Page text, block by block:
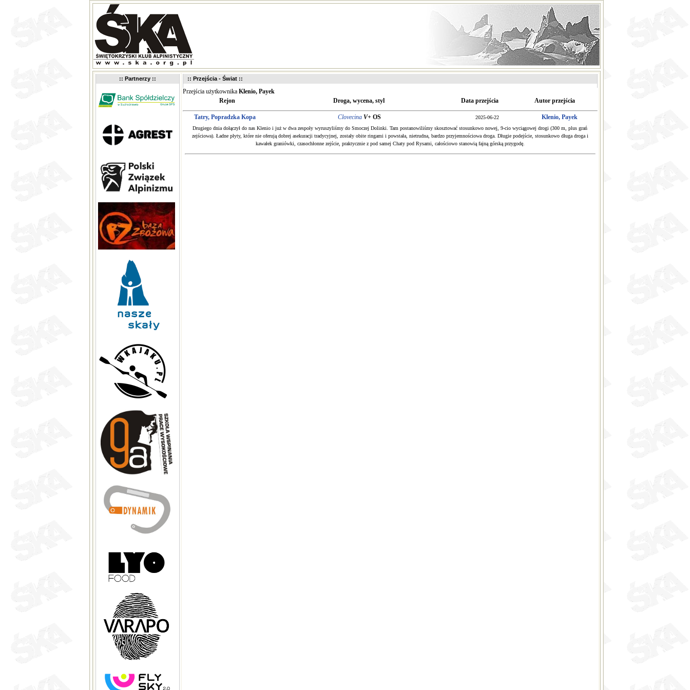
:: Partnerzy :: :: Przejścia - Świat ::
Przejścia użytkownika Klenio, Payek
Rejon
Droga, wycena, styl Data przejścia Autor przejścia
Tatry, Popradzka Kopa Clovecina V+ OS 2025-06-22 Klenio, Payek
Drugiego dnia dołączył do nas Klenio i już w dwa zespoły wyruszyliśmy do Smoczej Dolinki. Tam postanowiliśmy skosztować stosunkowo nowej, 9-cio wyciągowej drogi (300 m, plus grań
zejściowa). Ładne płyty, które nie oferują dobrej asekuracji tradycyjnej, zostały obite ringami i powstała, nietrudna, bardzo przyjemnościowa droga. Długie podejście, stosunkowo długa droga i
kawałek graniówki, czasochłonne zejście, praktycznie z pod samej Chaty pod Rysami, całościowo stanowią fajną górską przygodę.